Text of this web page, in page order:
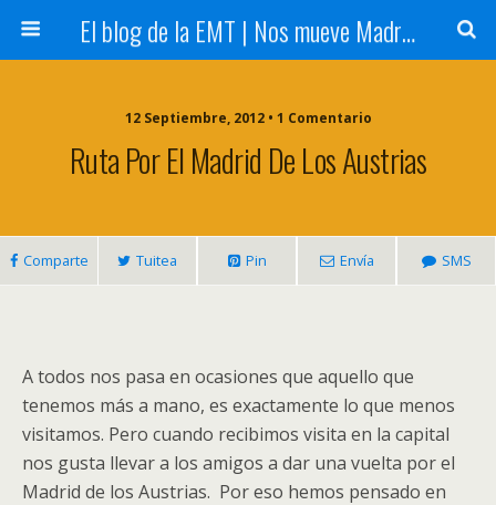
El blog de la EMT | Nos mueve Madrid
12 Septiembre, 2012 • 1 Comentario
Ruta Por El Madrid De Los Austrias
Comparte Tuitea Pin Envía SMS
A todos nos pasa en ocasiones que aquello que
tenemos más a mano, es exactamente lo que menos
visitamos. Pero cuando recibimos visita en la capital
nos gusta llevar a los amigos a dar una vuelta por el
Madrid de los Austrias. Por eso hemos pensado en